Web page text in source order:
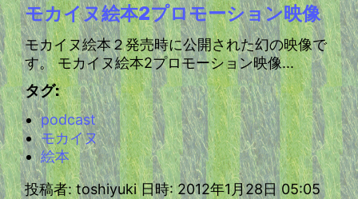
モカイヌ絵本2プロモーション映像
モカイヌ絵本２発売時に公開された幻の映像で
す。 モカイヌ絵本2プロモーション映像...
タグ:
podcast
モカイヌ
絵本
投稿者: toshiyuki 日時: 2012年1月28日 05:05